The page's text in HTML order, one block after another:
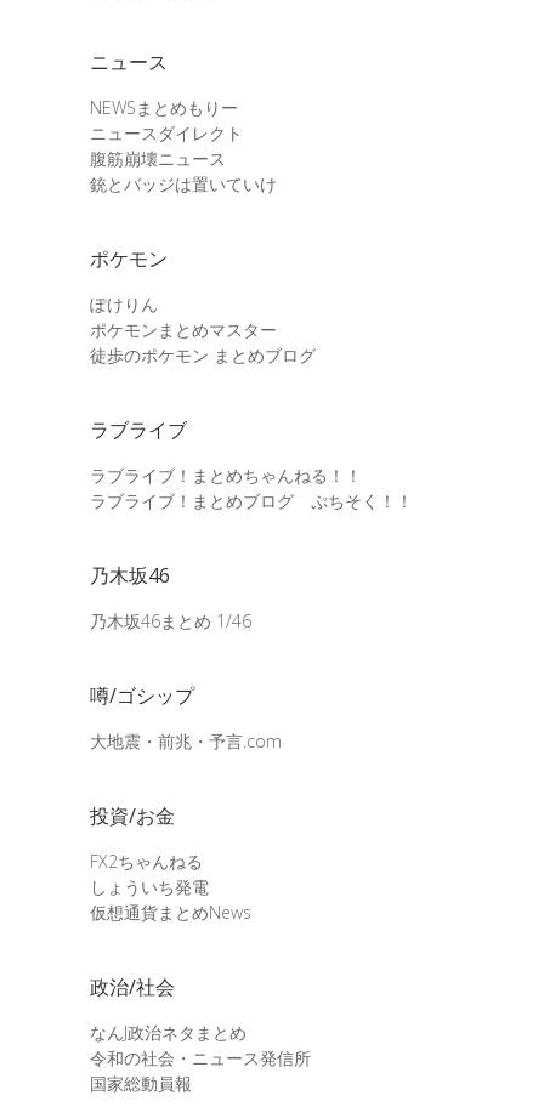
ニュース
NEWSまとめもりー
ニュースダイレクト
腹筋崩壊ニュース
銃とバッジは置いていけ
ポケモン
ぽけりん
ポケモンまとめマスター
徒歩のポケモン まとめブログ
ラブライブ
ラブライブ！まとめちゃんねる！！
ラブライブ！まとめブログ ぷちそく！！
乃木坂46
乃木坂46まとめ 1/46
噂/ゴシップ
大地震・前兆・予言.com
投資/お金
FX2ちゃんねる
しょういち発電
仮想通貨まとめNews
政治/社会
なんJ政治ネタまとめ
令和の社会・ニュース発信所
国家総動員報